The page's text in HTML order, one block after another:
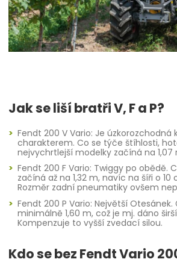
Jak se liší bratři V, F a P?
Fendt 200 V Vario: Je úzkorozchodná
charakterem. Co se týče štíhlosti,
nejvychrtlejší modelky začíná na 1,07
Fendt 200 F Vario: Twiggy po obědě.
začíná až na 1,32 m, navíc na šíři o 10
Rozměr zadní pneumatiky ovšem
Fendt 200 P Vario: Největší
minimálně 1,60 m, což je mj. dáno
Kompenzuje to vyšší zvedací silou.
Kdo se bez Fendt Vario